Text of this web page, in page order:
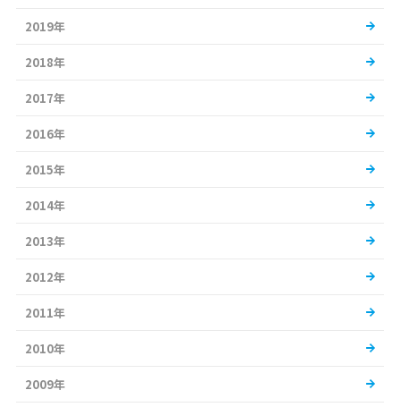
2019年
2018年
2017年
2016年
2015年
2014年
2013年
2012年
2011年
2010年
2009年